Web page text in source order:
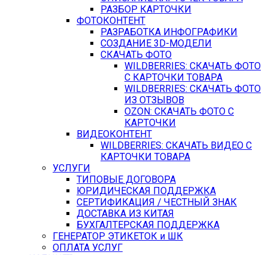
РАЗБОР КАРТОЧКИ
ФОТОКОНТЕНТ
РАЗРАБОТКА ИНФОГРАФИКИ
СОЗДАНИЕ 3D-МОДЕЛИ
СКАЧАТЬ ФОТО
WILDBERRIES: СКАЧАТЬ ФОТО
С КАРТОЧКИ ТОВАРА
WILDBERRIES: СКАЧАТЬ ФОТО
ИЗ ОТЗЫВОВ
OZON: СКАЧАТЬ ФОТО С
КАРТОЧКИ
ВИДЕОКОНТЕНТ
WILDBERRIES: СКАЧАТЬ ВИДЕО С
КАРТОЧКИ ТОВАРА
УСЛУГИ
ТИПОВЫЕ ДОГОВОРА
ЮРИДИЧЕСКАЯ ПОДДЕРЖКА
СЕРТИФИКАЦИЯ / ЧЕСТНЫЙ ЗНАК
ДОСТАВКА ИЗ КИТАЯ
БУХГАЛТЕРСКАЯ ПОДДЕРЖКА
ГЕНЕРАТОР ЭТИКЕТОК и ШК
ОПЛАТА УСЛУГ